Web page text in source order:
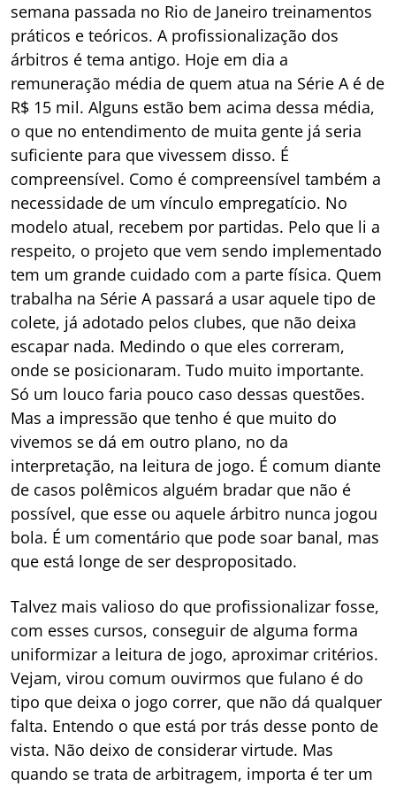
semana passada no Rio de Janeiro treinamentos
práticos e teóricos. A profissionalização dos
árbitros é tema antigo. Hoje em dia a
remuneração média de quem atua na Série A é de
R$ 15 mil. Alguns estão bem acima dessa média,
o que no entendimento de muita gente já seria
suficiente para que vivessem disso. É
compreensível. Como é compreensível também a
necessidade de um vínculo empregatício. No
modelo atual, recebem por partidas. Pelo que li a
respeito, o projeto que vem sendo implementado
tem um grande cuidado com a parte física. Quem
trabalha na Série A passará a usar aquele tipo de
colete, já adotado pelos clubes, que não deixa
escapar nada. Medindo o que eles correram,
onde se posicionaram. Tudo muito importante.
Só um louco faria pouco caso dessas questões.
Mas a impressão que tenho é que muito do
vivemos se dá em outro plano, no da
interpretação, na leitura de jogo. É comum diante
de casos polêmicos alguém bradar que não é
possível, que esse ou aquele árbitro nunca jogou
bola. É um comentário que pode soar banal, mas
que está longe de ser despropositado.
Talvez mais valioso do que profissionalizar fosse,
com esses cursos, conseguir de alguma forma
uniformizar a leitura de jogo, aproximar critérios.
Vejam, virou comum ouvirmos que fulano é do
tipo que deixa o jogo correr, que não dá qualquer
falta. Entendo o que está por trás desse ponto de
vista. Não deixo de considerar virtude. Mas
quando se trata de arbitragem, importa é ter um